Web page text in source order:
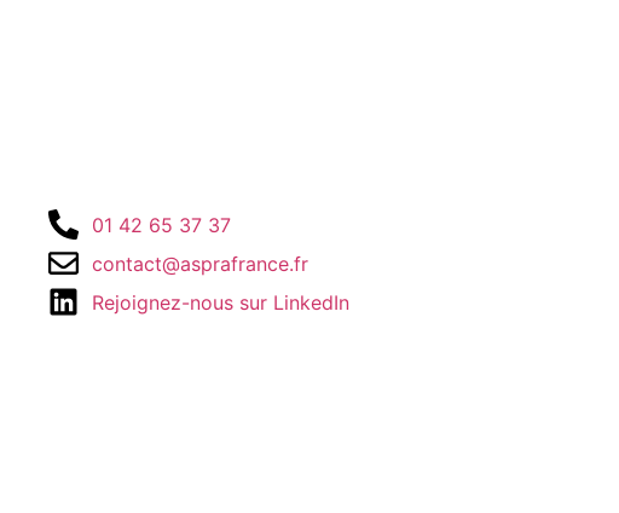
01 42 65 37 37
contact@asprafrance.fr
Rejoignez-nous sur LinkedIn